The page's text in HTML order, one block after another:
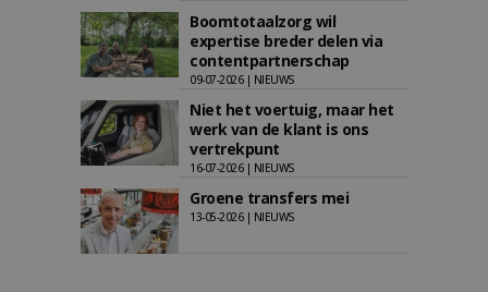
Boomtotaalzorg wil
expertise breder delen via
contentpartnerschap
09-07-2026 | NIEUWS
Niet het voertuig, maar het
werk van de klant is ons
vertrekpunt
16-07-2026 | NIEUWS
Groene transfers mei
13-05-2026 | NIEUWS